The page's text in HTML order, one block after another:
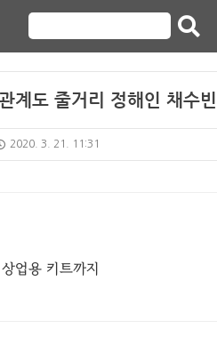
계도 줄거리 정해인 채수빈
2020. 3. 21. 11:31
업용 키트까지